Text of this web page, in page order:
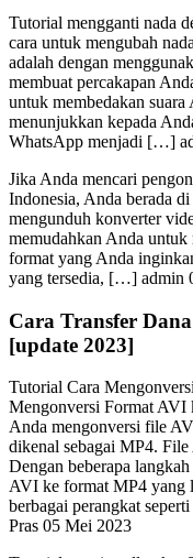
Tutorial mengganti nada
cara untuk mengubah
adalah dengan
membuat percakapan
untuk membedakan
menunjukkan kepada
WhatsApp menjadi […]
Jika Anda mencari
Indonesia, Anda berada
mengunduh konverter
memudahkan Anda
format yang Anda
yang tersedia, […] admin
Cara Transfer
[update 2023]
Tutorial Cara
Mengonversi Format AVI
Anda mengonversi file
dikenal sebagai MP4.
Dengan beberapa
AVI ke format MP4 yang
berbagai perangkat
Pras 05 Mei 2023